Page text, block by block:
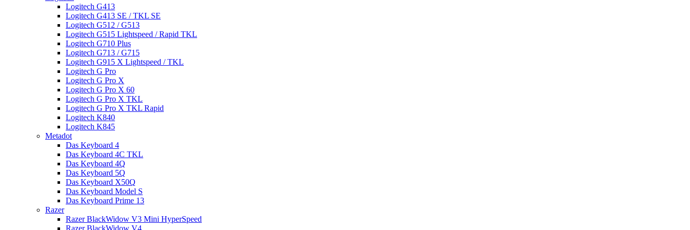
Logitech G413
Logitech G413 SE / TKL SE
Logitech G512 / G513
Logitech G515 Lightspeed / Rapid TKL
Logitech G710 Plus
Logitech G713 / G715
Logitech G915 X Lightspeed / TKL
Logitech G Pro
Logitech G Pro X
Logitech G Pro X 60
Logitech G Pro X TKL
Logitech G Pro X TKL Rapid
Logitech K840
Logitech K845
Metadot
Das Keyboard 4
Das Keyboard 4C TKL
Das Keyboard 4Q
Das Keyboard 5Q
Das Keyboard X50Q
Das Keyboard Model S
Das Keyboard Prime 13
Razer
Razer BlackWidow V3 Mini HyperSpeed
Razer BlackWidow V4